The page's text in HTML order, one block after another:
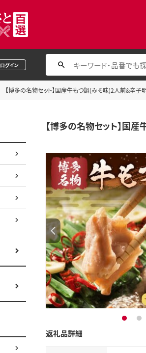
ログイン
【博多の名物セット】国産牛もつ鍋(みそ味)2人前&辛
【博多の名物セット】国
1 2
返礼品詳細